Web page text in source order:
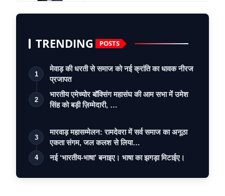
TRENDING POSTS
1
मेवाड़ की धरती से समाज को नई क्रांति का धावक नीरज
प्रजापत
2
भारतीय एमेच्योर बॉक्सिंग महासंघ की आम सभा में उमेश
सिंह को बड़ी ज़िम्मेदारी, …
3
मारवाड़ महासम्मेलन: रामदेवरा में सर्व समाज का अनूठा
एकता संगम, जल कलश से लिया…
4 नई ‘भारतीय-भाषा’ बनाइए। भाषा का झगड़ा मिटाईए।